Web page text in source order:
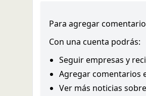
Para agregar
Con una cuenta podrás:
Seguir empresas y
Agregar comentarios
Ver más noticias